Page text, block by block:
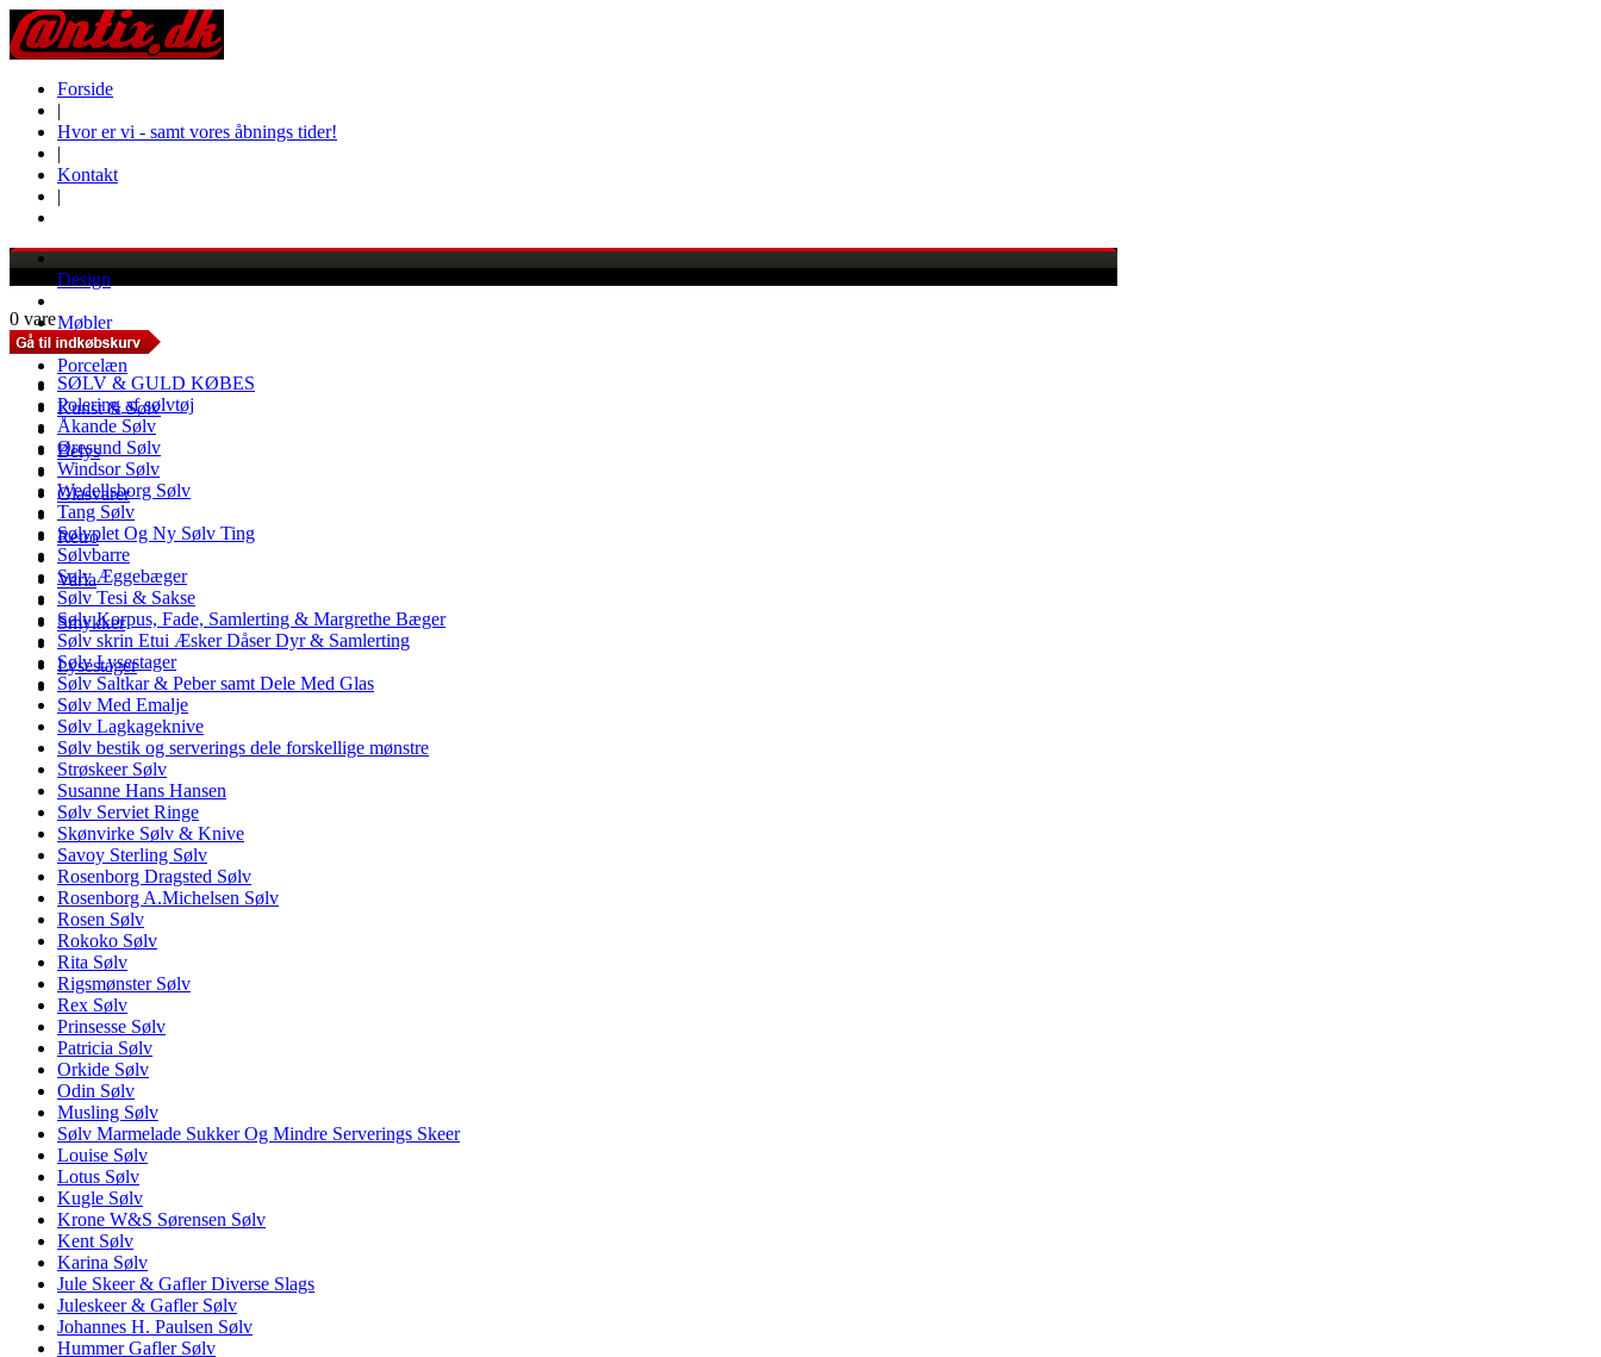
Forside
|
Hvor er vi - samt vores åbnings tider!
|
Kontakt
|
Design
Møbler
Porcelæn
Kunst & Sølv
Belys
Glasvarer
Retro
Varia
Smykker
Lysestager
0 vare
SØLV & GULD KØBES
Polering af sølvtøj
Åkande Sølv
Øresund Sølv
Windsor Sølv
Wedellsborg Sølv
Tang Sølv
Sølvplet Og Ny Sølv Ting
Sølvbarre
Sølv Æggebæger
Sølv Tesi & Sakse
Sølv Korpus, Fade, Samlerting & Margrethe Bæger
Sølv skrin Etui Æsker Dåser Dyr & Samlerting
Sølv Lysestager
Sølv Saltkar & Peber samt Dele Med Glas
Sølv Med Emalje
Sølv Lagkageknive
Sølv bestik og serverings dele forskellige mønstre
Strøskeer Sølv
Susanne Hans Hansen
Sølv Serviet Ringe
Skønvirke Sølv & Knive
Savoy Sterling Sølv
Rosenborg Dragsted Sølv
Rosenborg A.Michelsen Sølv
Rosen Sølv
Rokoko Sølv
Rita Sølv
Rigsmønster Sølv
Rex Sølv
Prinsesse Sølv
Patricia Sølv
Orkide Sølv
Odin Sølv
Musling Sølv
Sølv Marmelade Sukker Og Mindre Serverings Skeer
Louise Sølv
Lotus Sølv
Kugle Sølv
Krone W&S Sørensen Sølv
Kent Sølv
Karina Sølv
Jule Skeer & Gafler Diverse Slags
Juleskeer & Gafler Sølv
Johannes H. Paulsen Sølv
Hummer Gafler Sølv